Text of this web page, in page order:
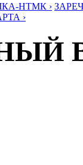
НТМК ›
›